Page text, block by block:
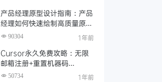
产品经理原型设计指南：产品
经理如何快速绘制高质量原
型？（附步骤与资源）
90304 1年前
Cursor永久免费攻略：无限
邮箱注册+重置机器码
+Cursor试用期重置工具实现
50734 1年前